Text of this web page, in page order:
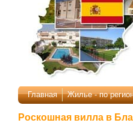
Главная Жилье - по
Роскошная вилла в